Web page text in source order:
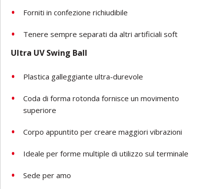
Forniti in confezione richiudibile
Tenere sempre separati da altri artificiali soft
Ultra UV Swing Ball
Plastica galleggiante ultra-durevole
Coda di forma rotonda fornisce un movimento
superiore
Corpo appuntito per creare maggiori vibrazioni
Ideale per forme multiple di utilizzo sul terminale
Sede per amo